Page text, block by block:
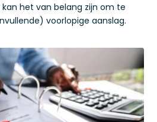
het van belang zijn om te
voorlopige aanslag.